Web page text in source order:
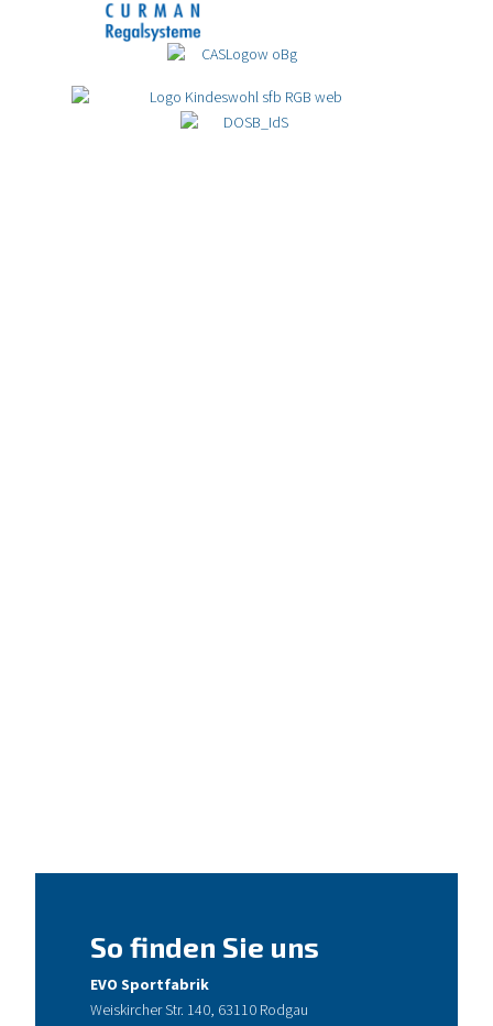
So finden Sie uns
EVO Sportfabrik
Weiskircher Str. 140, 63110 Rodgau